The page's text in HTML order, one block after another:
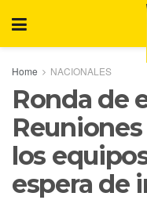
Home NACIONALES
Ronda de
los
espera de